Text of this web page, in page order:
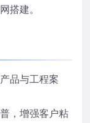
搭建。
品与工程案
，增强客户粘